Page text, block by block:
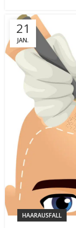
21
JAN.
HAARAUSFALL